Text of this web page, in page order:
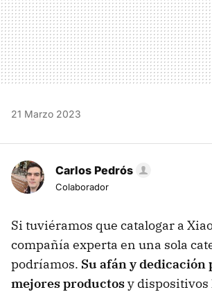
21 Marzo 2023
Carlos Pedrós
Colaborador
Si tuviéramos que catalogar a
compañía experta en una sola
podríamos. Su afán y dedicación
mejores productosy